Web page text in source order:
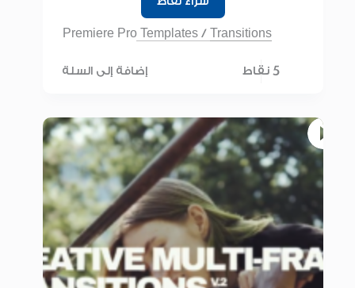
Premiere Pro Templates/ Transitions
5 نقاط إضافة إلى السلة